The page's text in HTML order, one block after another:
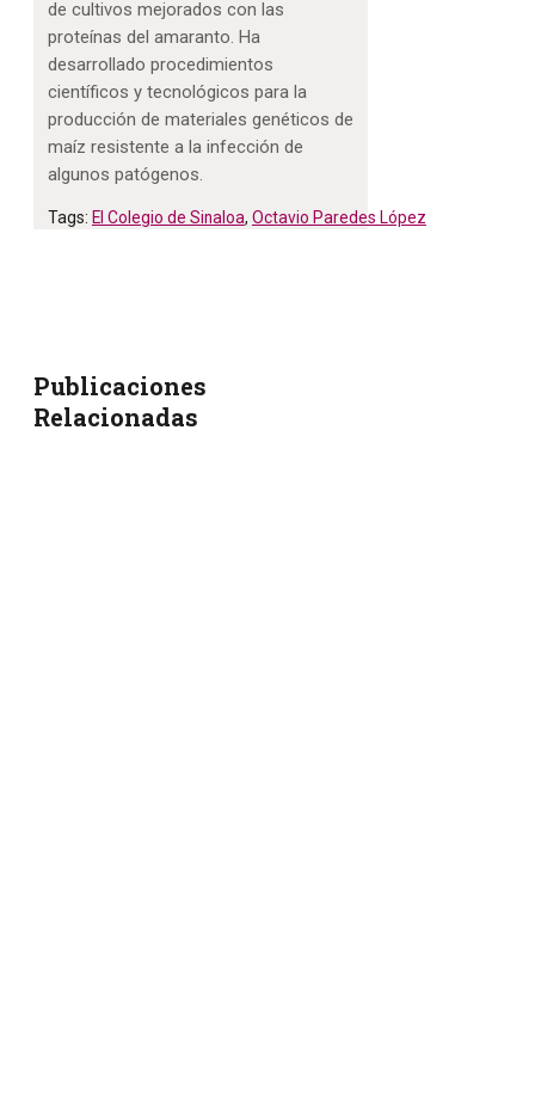
de cultivos mejorados con las
proteínas del amaranto. Ha
desarrollado procedimientos
científicos y tecnológicos para la
producción de materiales genéticos de
maíz resistente a la infección de
algunos patógenos.
Tags: El Colegio de Sinaloa, Octavio Paredes López
Publicaciones
Relacionadas